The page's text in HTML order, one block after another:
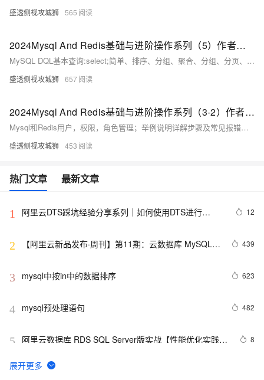
盛透侧视攻城狮 565
2024Mysql And Redis基础与进阶操作系列（5）作者——LJS[含MySQL DQL基本查询:select；简单、排序、分组、聚合、分组、分页等详解步骤及常见报错问题所对应的解决方法]
MySQL DQL基本查询:select;简单、排序、分组、聚合、分组、分页、INSERT INTO SELECT / FROM查询结合精例等详解步骤及常见报错问题所对应的解决方法
盛透侧视攻城狮 657
2024Mysql And Redis基础与进阶操作系列（3-2）作者——LJS[含MySQL用户，权限，角色管理；举例说明详解步骤及常见报错问题对应的解决方法]
Mysql和Redis用户，权限，角色管理；举例说明详解步骤及常见报错问题对应的解决方法（3-2）
盛透侧视攻城狮 453
热门文章 最新文章
1
阿里云DTS踩坑经验分享系列｜如何使用DTS进行
12
2
【阿里云新品发布·周刊】第11期：云数据库 MySQL
439
3 mysql中按in中的数据排序 623
4 mysql预处理语句 482
5
阿里云数据库 RDS SQL Server版实战【性能优化实践、
8
6 MySQL插入时间戳字段的值